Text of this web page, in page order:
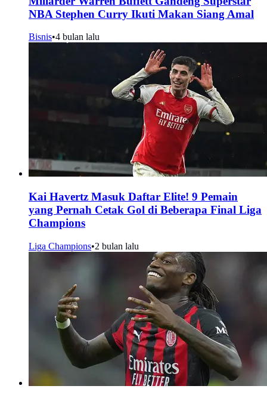
NBA Stephen Curry Ikuti Makan Siang Amal
Bisnis•4 bulan lalu
Kai Havertz Masuk Daftar Elite! 9 Pemain
yang Pernah Cetak Gol di Beberapa Final Liga
Champions
Liga Champions•2 bulan lalu